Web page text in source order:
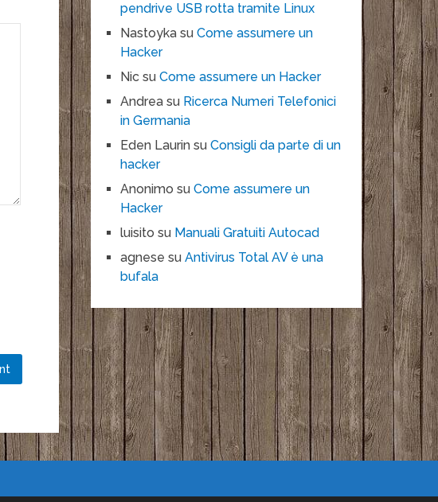
pendrive USB rotta tramite Linux
Nastoyka suCome assumere un
Hacker
Nic suCome assumere un Hacker
Andrea su Ricerca Numeri Telefonici
in Germania
Eden Laurin suConsigli da parte di un
hacker
Anonimo suCome assumere un
Hacker
luisito su Manuali Gratuiti Autocad
agnese suAntivirus Total AV è una
bufala